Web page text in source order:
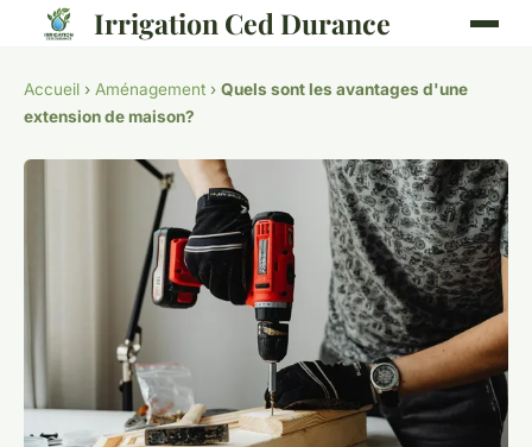
Irrigation Ced Durance
Accueil › Aménagement › Quels sont les avantages d'une
extension de maison?